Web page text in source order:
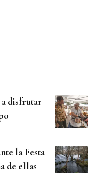
disfrutar
la Festa
de ellas